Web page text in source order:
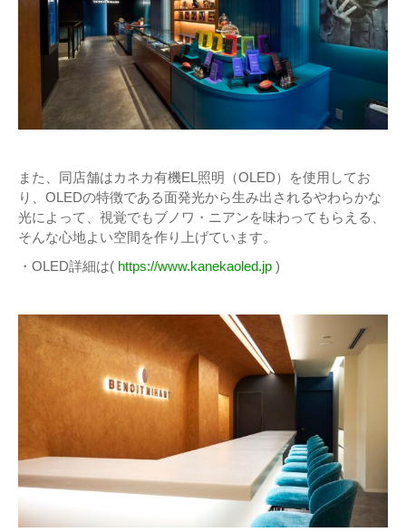
また、同店舗はカネカ有機EL照明（OLED）を使用してお
り、OLEDの特徴である面発光から生み出されるやわらかな
光によって、視覚でもブノワ・ニアンを味わってもらえる、
そんな心地よい空間を作り上げています。
・OLED詳細は( https://www.kanekaoled.jp )